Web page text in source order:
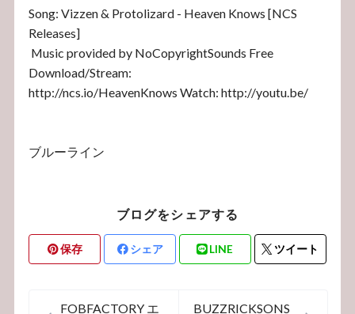
Song: Vizzen & Protolizard - Heaven Knows [NCS
Releases]
Music provided by NoCopyrightSounds Free
Download/Stream:
http://ncs.io/HeavenKnows Watch: http://youtu.be/
ブルーライン
ブログをシェアする
保存 シェア LINE ツイート
FOBFACTORY エ
BUZZRICKSONS